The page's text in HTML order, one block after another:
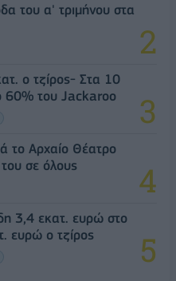
του α' τριμήνου στα
ο τζίρος- Στα 10
60% του Jackaroo
το Αρχαίο Θέατρο
του σε όλους
3,4 εκατ. ευρώ στο
ευρώ ο τζίρος